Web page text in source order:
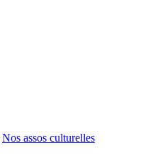
Nos assos culturelles